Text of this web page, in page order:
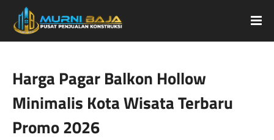
Harga Pagar Balkon Hollow
Minimalis Kota Wisata Terbaru
Promo 2026